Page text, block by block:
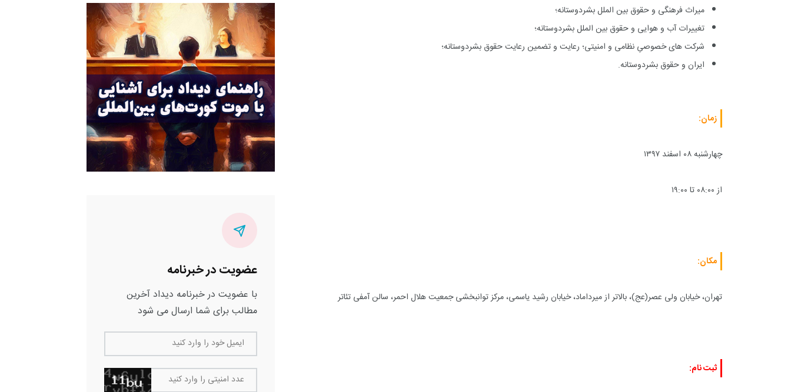
میراث فرهنگی و حقوق بین الملل بشردوستانه؛
تغییرات آب و هوایی و حقوق بین الملل بشردوستانه؛
شرکت های خصوصیِ نظامی و امنیتی؛ رعایت و تضمین رعایت حقوق بشردوستانه؛
ایران و حقوق بشردوستانه.
زمان:
چهارشنبه ۰۸ اسفند ۱۳۹۷
از ۰۸:۰۰ تا ۱۹:۰۰
مکان:
تهران، خیابان ولی عصر(عج)، بالاتر از میرداماد، خیابان رشید یاسمی، مرکز توانبخشی جمعیت هلال احمر، سالن آمفی تئاتر
ثبت نام:
عضویت در خبرنامه
با عضویت در خبرنامه دیداد آخرین
مطالب برای شما ارسال می شود
ایمیل خود را وارد کنید
عدد امنیتی را وارد کنید